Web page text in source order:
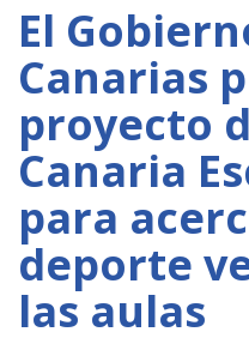
El
Canarias
proyecto
Canaria
para
deporte
las aulas